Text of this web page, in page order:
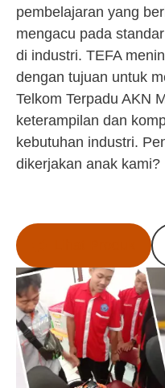
pembelajaran yang
mengacu pada
di industri. TEFA
dengan tujuan untuk
Telkom Terpadu AKN
keterampilan dan
kebutuhan industri.
dikerjakan anak kami?